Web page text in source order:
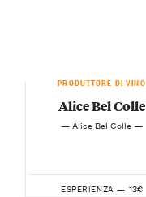
PRODUTTORE DI VINO
Alice Bel Colle
— Alice Bel Colle —
ESPERIENZA — 13€